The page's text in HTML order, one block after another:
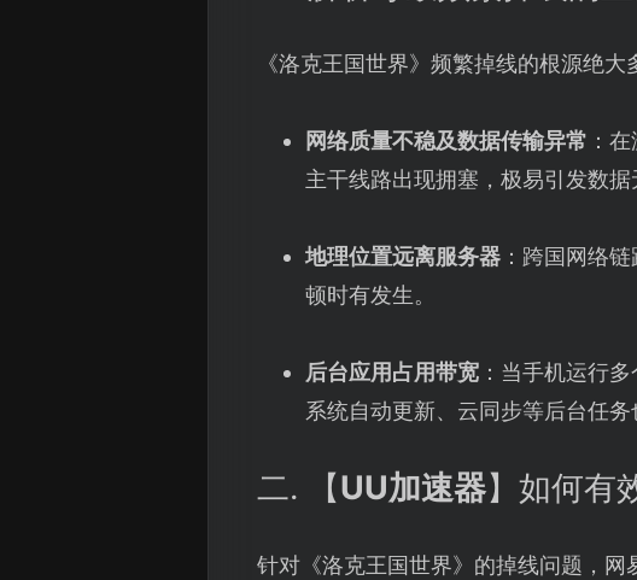
《洛克王国世界》频繁掉线的根源绝
网络质量不稳及数据传输异常 ：
主干线路出现拥塞，极易引发数
地理位置远离服务器：跨国网络
顿时有发生。
后台应用占用带宽：当手机运行多
系统自动更新、云同步等后台任
二. 【UU加速器】如何有
针对《洛克王国世界》的掉线问题，网